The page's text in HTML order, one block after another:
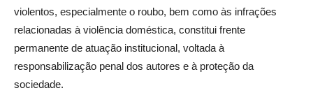
violentos, especialmente o roubo, bem como às infrações
relacionadas à violência doméstica, constitui frente
permanente de atuação institucional, voltada à
responsabilização penal dos autores e à proteção da
sociedade.